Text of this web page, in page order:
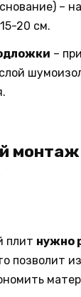
–
20 см.
–
плит нужно
позволит